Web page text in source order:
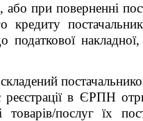
або при поверненні
кредиту
податкової
реєстрації в ЄРПН
товарів/послуг їх